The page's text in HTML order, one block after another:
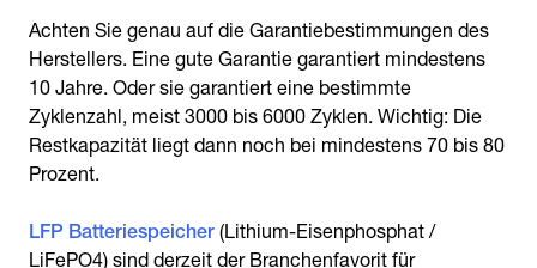
Achten Sie genau auf die Garantiebestimmungen des
Herstellers. Eine gute Garantie garantiert mindestens
10 Jahre. Oder sie garantiert eine bestimmte
Zyklenzahl, meist 3000 bis 6000 Zyklen. Wichtig: Die
Restkapazität liegt dann noch bei mindestens 70 bis 80
Prozent.
LFP Batteriespeicher (Lithium-Eisenphosphat /
LiFePO4) sind derzeit der Branchenfavorit für